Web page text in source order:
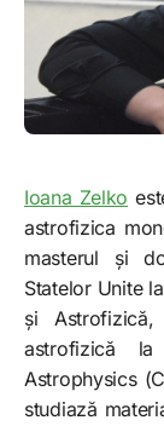
Ioana Zelko
astrofizica
masterul și
Statelor Unite
și
astrofizică la
Astrophysics
studiază